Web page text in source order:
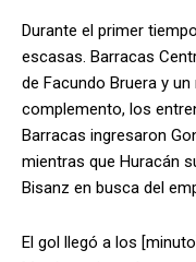
Durante el primer
escasas. Barracas
de Facundo Bruera y
complemento, los
Barracas ingresaron
mientras que Huracán
Bisanz en busca del
El gol llegó a los